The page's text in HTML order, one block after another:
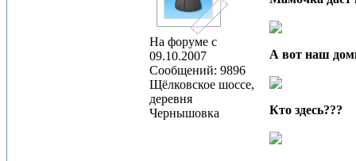
На форуме с
09.10.2007
Сообщений: 9896
Щёлковское шоссе,
деревня
Чернышовка
А вот наш
Кто здесь???